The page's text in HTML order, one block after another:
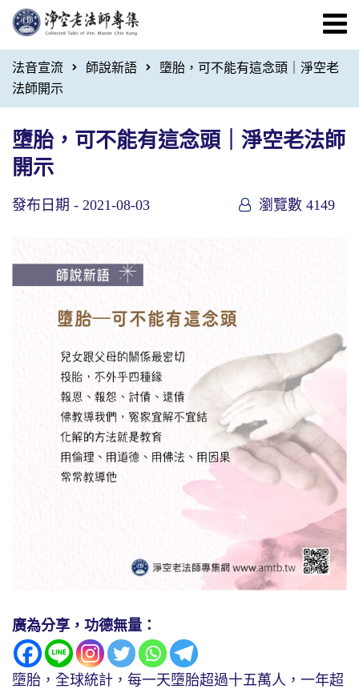
法音宣流 師說新語
墮胎，可不能有這念頭｜淨空老
法師開示
墮胎，可不能有這念頭｜淨空老法師
開示
發布日期 - 2021-08-03 瀏覽數 4149
廣為分享，功德無量：
墮胎，全球統計，每一天墮胎超過十五萬人，一年超